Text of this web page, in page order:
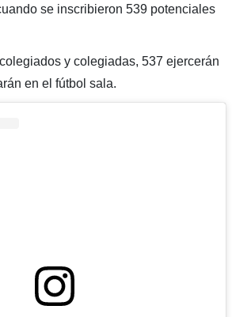
se inscribieron 539 potenciales
y colegiadas, 537 ejercerán
en el fútbol sala.